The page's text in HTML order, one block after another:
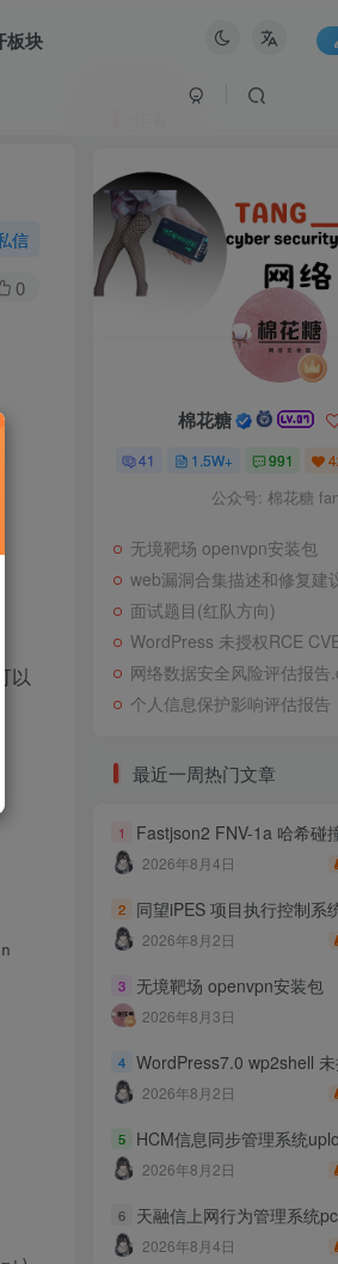
板块
信
0
以
棉花糖
41 1.5W+ 991
公众号: 棉花糖
无境靶场 openvpn安装包
web漏洞合集描述和修复建
面试题目(红队方向)
WordPress 未授权RCE
网络数据安全风险评估报告
个人信息保护影响评估报告
最近一周热门文章
1 Fastjson2 FNV-1a 哈希碰撞 AutoType
2026年8月4日
2 同望iPES 项目执行控制系统
2026年8月2日
3 无境靶场 openvpn安装包
2026年8月3日
4 WordPress7.0 wp2shell 未授权RCE（CVE-2026-
2026年8月2日
5 HCM信息同步管理系统upload.aspx
2026年8月2日
6 天融信上网行为管理系统
2026年8月4日